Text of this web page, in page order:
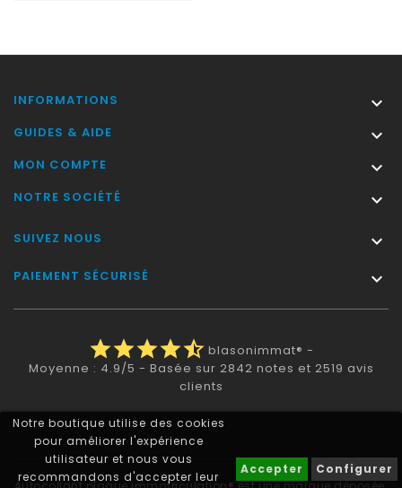
Notre boutique utilise des cookies
pour améliorer l'expérience
utilisateur et nous vous
recommandons d'accepter leur
Accepter Configurer
INFORMATIONS 
GUIDES & AIDE 
MON COMPTE 
NOTRE SOCIÉTÉ 
SUIVEZ NOUS 
PAIEMENT SÉCURISÉ 
starstarstarstarstar_half blasonimmat® -
Moyenne : 4.9/5 - Basée sur 2842 notes et 2519 avis
clients